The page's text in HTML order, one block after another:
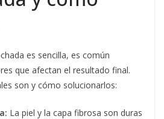
es sencilla, es común
que afectan el resultado final.
son y cómo solucionarlos:
La piel y la capa fibrosa son duras